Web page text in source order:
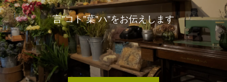
言”コト”葉”ハ”をお伝えします